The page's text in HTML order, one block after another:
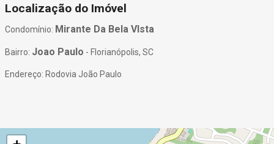
Localização do Imóvel
Condomínio: Mirante Da Bela VIsta
Bairro: Joao Paulo - Florianópolis, SC
Endereço: Rodovia João Paulo